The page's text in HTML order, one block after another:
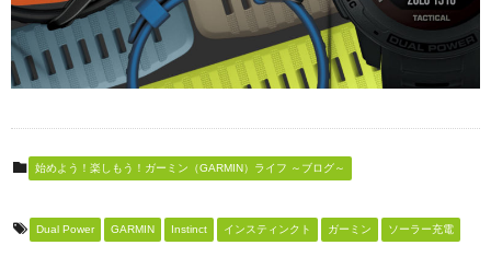
始めよう！楽しもう！ガーミン（GARMIN）ライフ ～ブログ～
Dual Power GARMIN Instinct インスティンクト ガーミン ソーラー充電